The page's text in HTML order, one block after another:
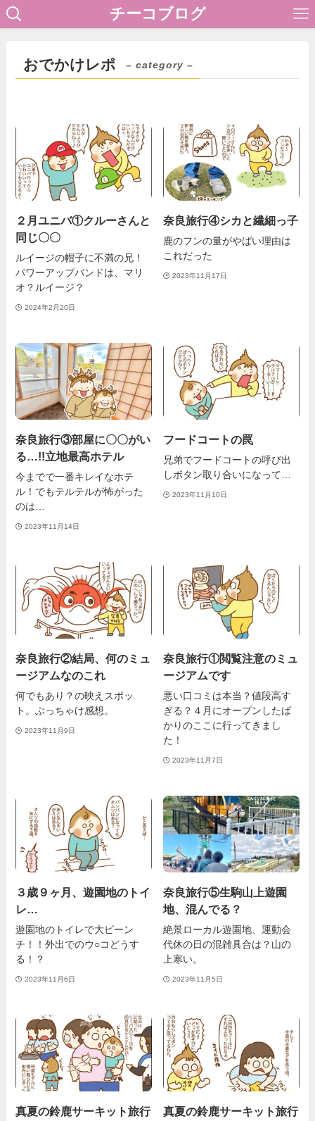
チーコブログ
おでかけレポ – category –
２月ユニバ①クルーさんと
同じ〇〇
ルイージの帽子に不満の兄！
パワーアップバンドは、マリ
オ？ルイージ？
2024年2月20日
奈良旅行④シカと繊細っ子
鹿のフンの量がやばい理由は
これだった
2023年11月17日
奈良旅行③部屋に〇〇がい
る…!!立地最高ホテル
今までで一番キレイなホテ
ル！でもテルテルが怖がった
のは…
2023年11月14日
フードコートの罠
兄弟でフードコートの呼び出
しボタン取り合いになって…
2023年11月10日
奈良旅行②結局、何のミュ
ージアムなのこれ
何でもあり？の映えスポッ
ト。ぶっちゃけ感想。
2023年11月9日
奈良旅行①閲覧注意のミュ
ージアムです
悪い口コミは本当？値段高す
ぎる？４月にオープンしたば
かりのここに行ってきまし
た！
2023年11月7日
３歳９ヶ月、遊園地のトイ
レ…
遊園地のトイレで大ピーン
チ！！外出でのウ○コどうす
る！？
2023年11月6日
奈良旅行⑤生駒山上遊園
地、混んでる？
絶景ローカル遊園地、運動会
代休の日の混雑具合は？山の
上寒い。
2023年11月5日
真夏の鈴鹿サーキット旅行
真夏の鈴鹿サーキット旅行